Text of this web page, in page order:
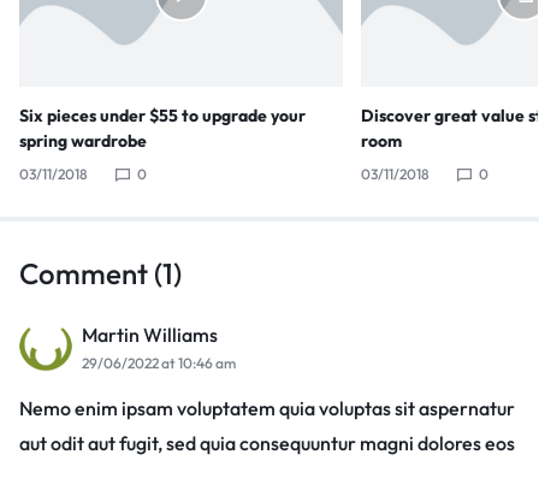
Six pieces under $55 to upgrade your
spring wardrobe
03/11/2018 0
Discover great value
room
03/11/2018 0
Comment (1)
Martin Williams
29/06/2022 at 10:46 am
Nemo enim ipsam voluptatem quia voluptas sit aspernatur
aut odit aut fugit, sed quia consequuntur magni dolores eos